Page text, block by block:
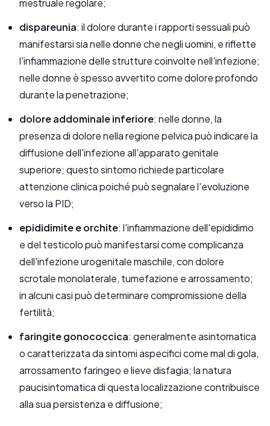
mestruale regolare;
dispareunia: il dolore durante i rapporti sessuali può
manifestarsi sia nelle donne che negli uomini, e riflette
l'infiammazione delle strutture coinvolte nell'infezione;
nelle donne è spesso avvertito come dolore profondo
durante la penetrazione;
dolore addominale inferiore: nelle donne, la
presenza di dolore nella regione pelvica può indicare la
diffusione dell'infezione all'apparato genitale
superiore; questo sintomo richiede particolare
attenzione clinica poiché può segnalare l'evoluzione
verso la PID;
epididimite e orchite: l'infiammazione dell'epididimo
e del testicolo può manifestarsi come complicanza
dell'infezione urogenitale maschile, con dolore
scrotale monolaterale, tumefazione e arrossamento;
in alcuni casi può determinare compromissione della
fertilità;
faringite gonococcica: generalmente asintomatica
o caratterizzata da sintomi aspecifici come mal di gola,
arrossamento faringeo e lieve disfagia; la natura
paucisintomatica di questa localizzazione contribuisce
alla sua persistenza e diffusione;